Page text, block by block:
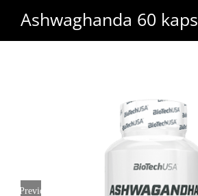
Ashwaghanda 60 kaps
Previous